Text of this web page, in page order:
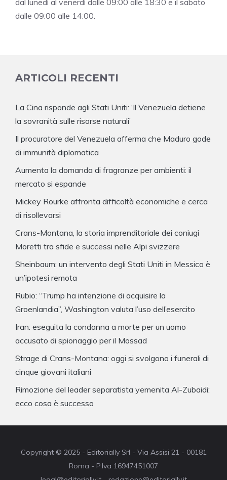
dal lunedì al venerdì dalle 09:00 alle 18:30 e il sabato
dalle 09:00 alle 14:00.
ARTICOLI RECENTI
La Cina risponde agli Stati Uniti: ‘Il Venezuela detiene
la sovranità sulle risorse naturali’
Il procuratore del Venezuela afferma che Maduro gode
di immunità diplomatica
Aumenta la domanda di fragranze per ambienti: il
mercato si espande
Mickey Rourke affronta difficoltà economiche e cerca
di risollevarsi
Crans-Montana, la storia imprenditoriale dei coniugi
Moretti tra sfide e successi nelle Alpi svizzere
Sheinbaum: un intervento degli Stati Uniti in Messico è
un’ipotesi remota
Rubio: “Trump ha intenzione di acquisire la
Groenlandia”, Washington valuta l’uso dell’esercito
Iran: eseguita la condanna a morte per un uomo
accusato di spionaggio per il Mossad
Strage di Crans-Montana: oggi si svolgono i funerali di
cinque giovani italiani
Rimozione del leader separatista yemenita Al-Zubaidi:
ecco cosa è successo
Copyright © 2025 - Editorially Srl - Via Assisi 21 - 00181
Roma - P.Iva 16947451007